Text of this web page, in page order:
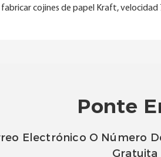
Ponte
Electrónico O Número
Gratuita